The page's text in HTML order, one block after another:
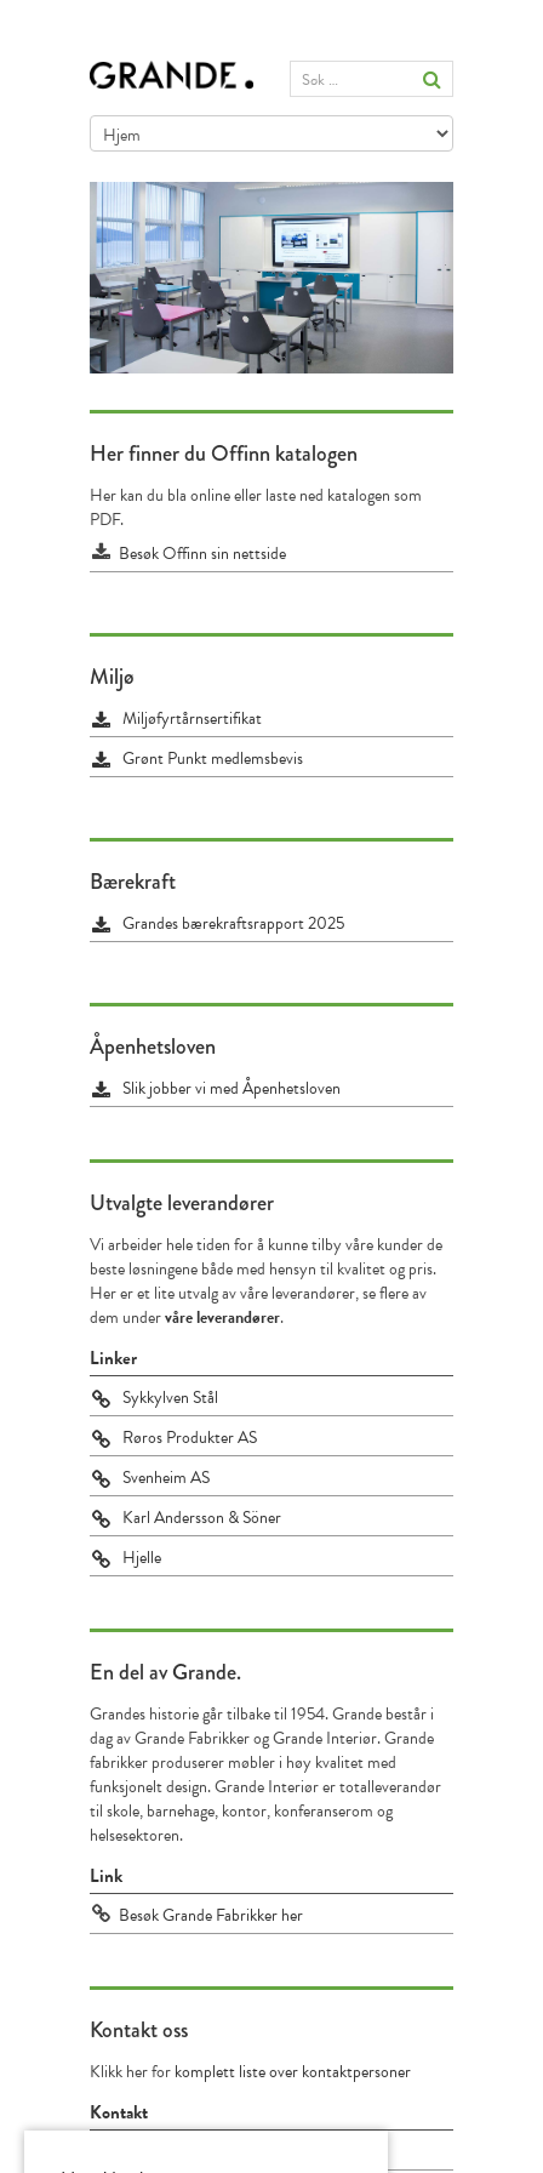
Herfinner du Offinn katalogen
Her kan du bla online eller laste ned katalogen som
PDF.
Besøk Offinn sin nettside
Miljø
Miljøfyrtårnsertifikat
Grønt Punkt medlemsbevis
Bærekraft
Grandes bærekraftsrapport 2025
Åpenhetsloven
Slik jobber vi med Åpenhetsloven
Utvalgteleverandører
Vi arbeider hele tiden for å kunne tilby våre kunder de
beste løsningene både med hensyn til kvalitet og pris.
Her er et lite utvalg av våre leverandører, se flere av
dem undervåre leverandører.
Linker
Sykkylven Stål
Røros Produkter AS
Svenheim AS
Karl Andersson & Söner
Hjelle
Endel av Grande.
Grandes historie går tilbake til 1954. Grande består i
dag av Grande Fabrikker og Grande Interiør. Grande
fabrikker produserer møbler i høy kvalitet med
funksjonelt design. Grande Interiør er totalleverandør
til skole, barnehage, kontor, konferanserom og
helsesektoren.
Link
Besøk Grande Fabrikker her
Kontaktoss
Klikk her forkomplett liste over kontaktpersoner
Kontakt